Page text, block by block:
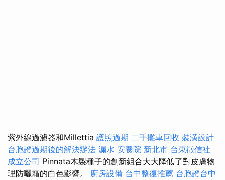
紫外線過濾器和Millettia 護照過期 二手攤車回收 裝潢設計
台胞證過期後的解決辦法 漏水 安養院 新北市 台東徵信社
成立公司 Pinnata木製種子的創新組合大大降低了對皮膚物
理防曬霜的白色影響。 廚房設備 台中整復推薦 台胞證台中